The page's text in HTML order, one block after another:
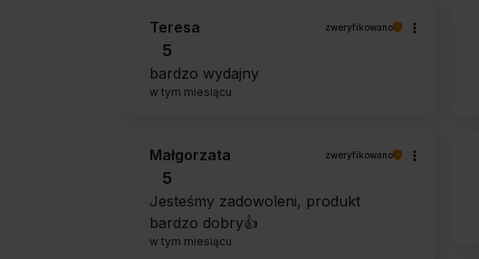
Teresa zweryfikowano
5
bardzo wydajny
w tym miesiącu
Małgorzata zweryfikowano
5
Jesteśmy zadowoleni, produkt
bardzo dobry👍️
w tym miesiącu